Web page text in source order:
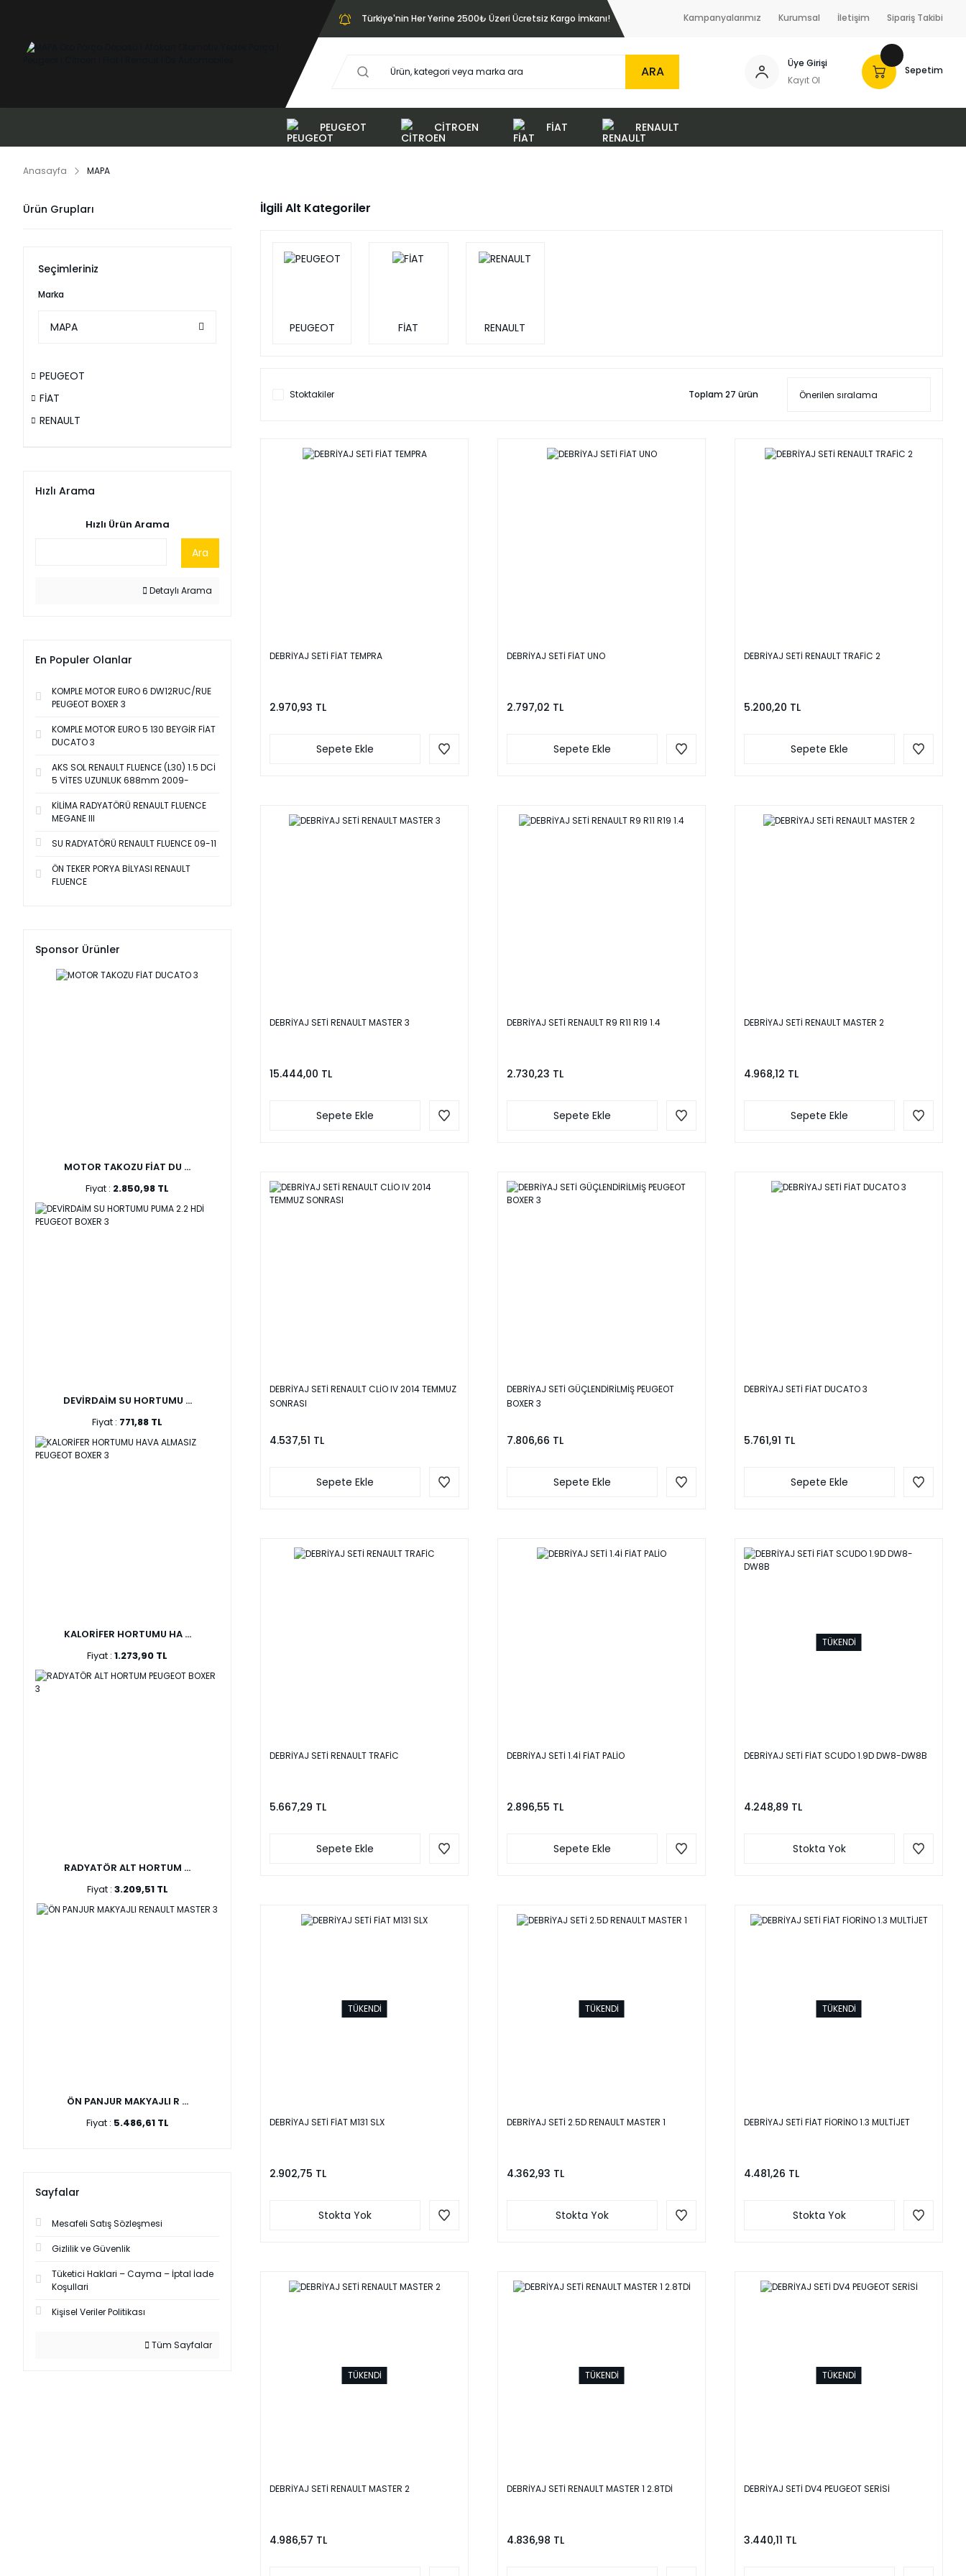
Türkiye'nin Her Yerine 2500₺ Üzeri Ücretsiz Kargo İmkanı! Kampanyalarımız Kurumsal İletişim Sipariş Takibi
ARA
Üye Girişi
Kayıt Ol
Sepetim
PEUGEOT CİTROEN FİAT RENAULT
Anasayfa MAPA
Ürün Grupları
Seçimleriniz
Marka
MAPA
PEUGEOT
FİAT
RENAULT
Hızlı Arama
Hızlı Ürün Arama
Ara
Detaylı Arama
En Populer Olanlar
KOMPLE MOTOR EURO 6 DW12RUC/RUE
PEUGEOT BOXER 3
KOMPLE MOTOR EURO 5 130 BEYGİR FİAT
DUCATO 3
AKS SOL RENAULT FLUENCE (L30) 1.5 DCİ
5 VİTES UZUNLUK 688mm 2009-
KİLİMA RADYATÖRÜ RENAULT FLUENCE
MEGANE III
SU RADYATÖRÜ RENAULT FLUENCE 09-11
ÖN TEKER PORYA BİLYASI RENAULT
FLUENCE
Sponsor Ürünler
MOTOR TAKOZU FİAT DU ...
Fiyat : 2.850,98 TL
DEVİRDAİM SU HORTUMU ...
Fiyat : 771,88 TL
KALORİFER HORTUMU HA ...
Fiyat : 1.273,90 TL
RADYATÖR ALT HORTUM ...
Fiyat : 3.209,51 TL
ÖN PANJUR MAKYAJLI R ...
Fiyat : 5.486,61 TL
Sayfalar
Mesafeli Satış Sözleşmesi
Gizlilik ve Güvenlik
Tüketici Haklari – Cayma – İptal İade
Koşullari
Kişisel Veriler Politikası
Tüm Sayfalar
İlgili Alt Kategoriler
PEUGEOT FİAT RENAULT
Stoktakiler Toplam 27 ürün
DEBRİYAJ SETİ FİAT TEMPRA
2.970,93 TL
Sepete Ekle
DEBRİYAJ SETİ FİAT UNO
2.797,02 TL
Sepete Ekle
DEBRİYAJ SETİ RENAULT TRAFİC 2
5.200,20 TL
Sepete Ekle
DEBRİYAJ SETİ RENAULT MASTER 3
15.444,00 TL
Sepete Ekle
DEBRİYAJ SETİ RENAULT R9 R11 R19 1.4
2.730,23 TL
Sepete Ekle
DEBRİYAJ SETİ RENAULT MASTER 2
4.968,12 TL
Sepete Ekle
DEBRİYAJ SETİ RENAULT CLİO IV 2014 TEMMUZ
SONRASI
4.537,51 TL
Sepete Ekle
DEBRİYAJ SETİ GÜÇLENDİRİLMİŞ PEUGEOT
BOXER 3
7.806,66 TL
Sepete Ekle
DEBRİYAJ SETİ FİAT DUCATO 3
5.761,91 TL
Sepete Ekle
DEBRİYAJ SETİ RENAULT TRAFİC
5.667,29 TL
Sepete Ekle
DEBRİYAJ SETİ 1.4İ FİAT PALİO
2.896,55 TL
Sepete Ekle
TÜKENDİ
DEBRİYAJ SETİ FİAT SCUDO 1.9D DW8-DW8B
4.248,89 TL
Stokta Yok
TÜKENDİ
DEBRİYAJ SETİ FİAT M131 SLX
2.902,75 TL
Stokta Yok
TÜKENDİ
DEBRİYAJ SETİ 2.5D RENAULT MASTER 1
4.362,93 TL
Stokta Yok
TÜKENDİ
DEBRİYAJ SETİ FİAT FİORİNO 1.3 MULTİJET
4.481,26 TL
Stokta Yok
TÜKENDİ
DEBRİYAJ SETİ RENAULT MASTER 2
4.986,57 TL
TÜKENDİ
DEBRİYAJ SETİ RENAULT MASTER 1 2.8TDİ
4.836,98 TL
TÜKENDİ
DEBRİYAJ SETİ DV4 PEUGEOT SERİSİ
3.440,11 TL